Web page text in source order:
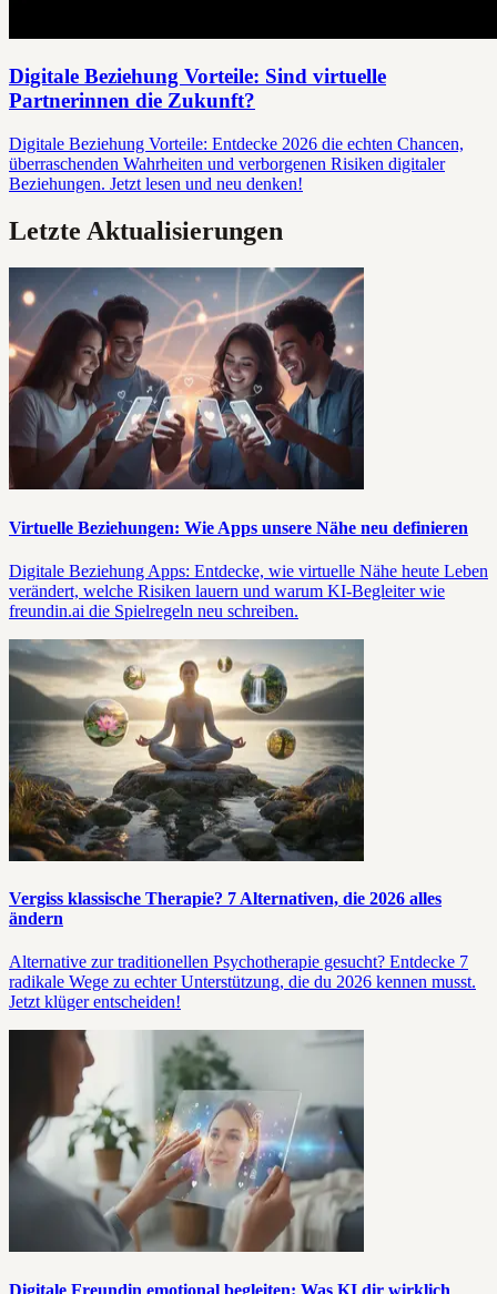
Digitale Beziehung Vorteile: Sind virtuelle
Partnerinnen die Zukunft?
Digitale Beziehung Vorteile: Entdecke 2026 die echten Chancen,
überraschenden Wahrheiten und verborgenen Risiken digitaler
Beziehungen. Jetzt lesen und neu denken!
Letzte Aktualisierungen
Virtuelle Beziehungen: Wie Apps unsere Nähe neu definieren
Digitale Beziehung Apps: Entdecke, wie virtuelle Nähe heute Leben
verändert, welche Risiken lauern und warum KI-Begleiter wie
freundin.ai die Spielregeln neu schreiben.
Vergiss klassische Therapie? 7 Alternativen, die 2026 alles
ändern
Alternative zur traditionellen Psychotherapie gesucht? Entdecke 7
radikale Wege zu echter Unterstützung, die du 2026 kennen musst.
Jetzt klüger entscheiden!
Digitale Freundin emotional begleiten: Was KI dir wirklich